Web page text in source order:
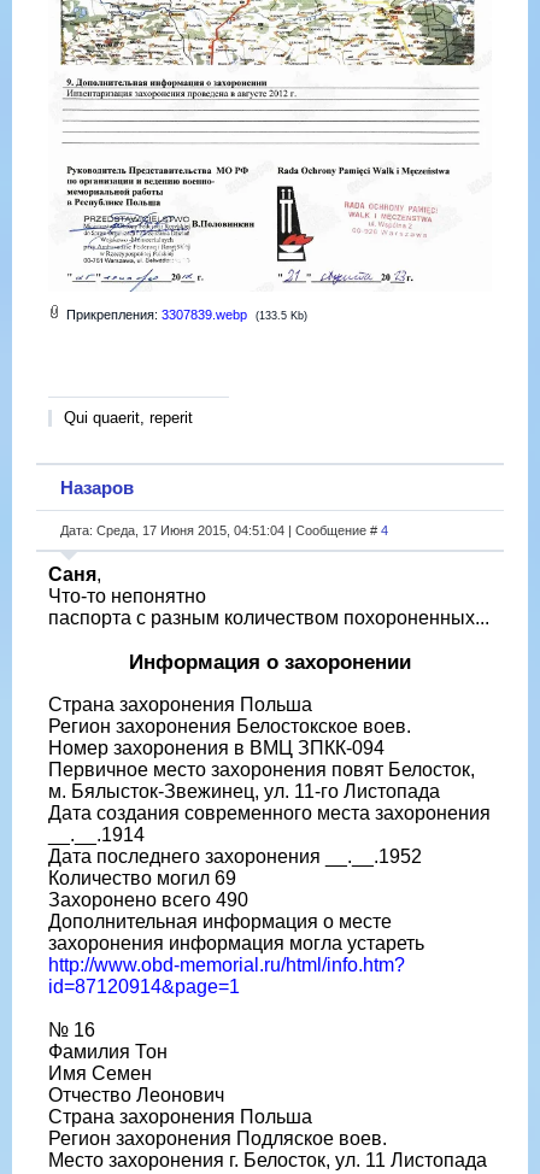
Прикрепления: 3307839.webp (133.5 Kb)
Qui quaerit, reperit
Назаров
Дата: Среда, 17 Июня 2015, 04:51:04 | Сообщение # 4
Саня,
Что-то непонятно
паспорта с разным количеством похороненных...
Информация о захоронении
Страна захоронения Польша
Регион захоронения Белостокское воев.
Номер захоронения в ВМЦ ЗПКК-094
Первичное место захоронения повят Белосток,
м. Бялысток-Звежинец, ул. 11-го Листопада
Дата создания современного места захоронения
__.__.1914
Дата последнего захоронения __.__.1952
Количество могил 69
Захоронено всего 490
Дополнительная информация о месте
захоронения информация могла устареть
http://www.obd-memorial.ru/html/info.htm?
id=87120914&page=1
№ 16
Фамилия Тон
Имя Семен
Отчество Леонович
Страна захоронения Польша
Регион захоронения Подляское воев.
Место захоронения г. Белосток, ул. 11 Листопада